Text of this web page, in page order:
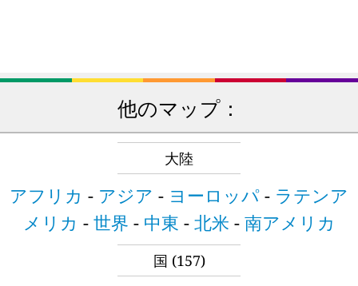
他のマップ：
大陸
アフリカ - アジア - ヨーロッパ - ラテンア
メリカ - 世界 - 中東 - 北米 - 南アメリカ
国 (157)